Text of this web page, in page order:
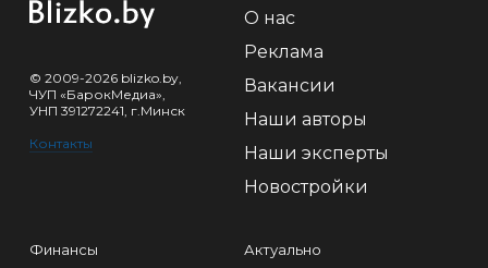
© 2009-2026 blizko.by,
ЧУП «БарокМедиа»,
УНП 391272241, г.Минск
Контакты
О нас
Реклама
Вакансии
Наши авторы
Наши эксперты
Новостройки
Финансы
Актуально